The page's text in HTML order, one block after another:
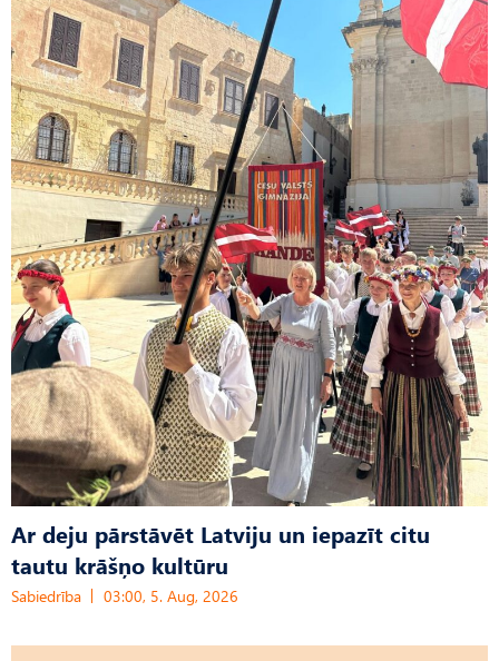
Ar deju pārstāvēt Latviju un iepazīt citu
tautu krāšņo kultūru
Sabiedrība 03:00, 5. Aug, 2026